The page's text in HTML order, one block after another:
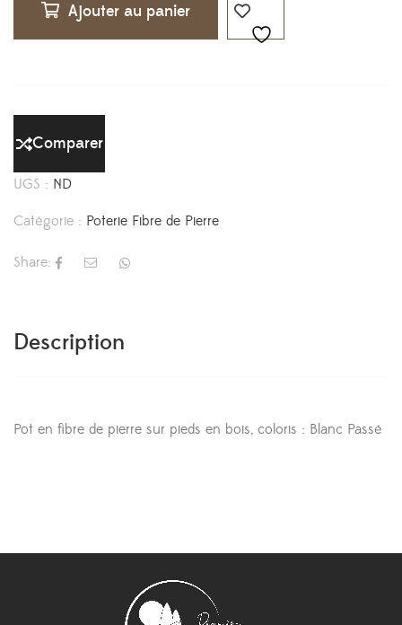
Ajouter au panier
Comparer
UGS : ND
Catégorie : Poterie Fibre de Pierre
Share:
Description
Pot en fibre de pierre sur pieds en bois, coloris : Blanc Passé